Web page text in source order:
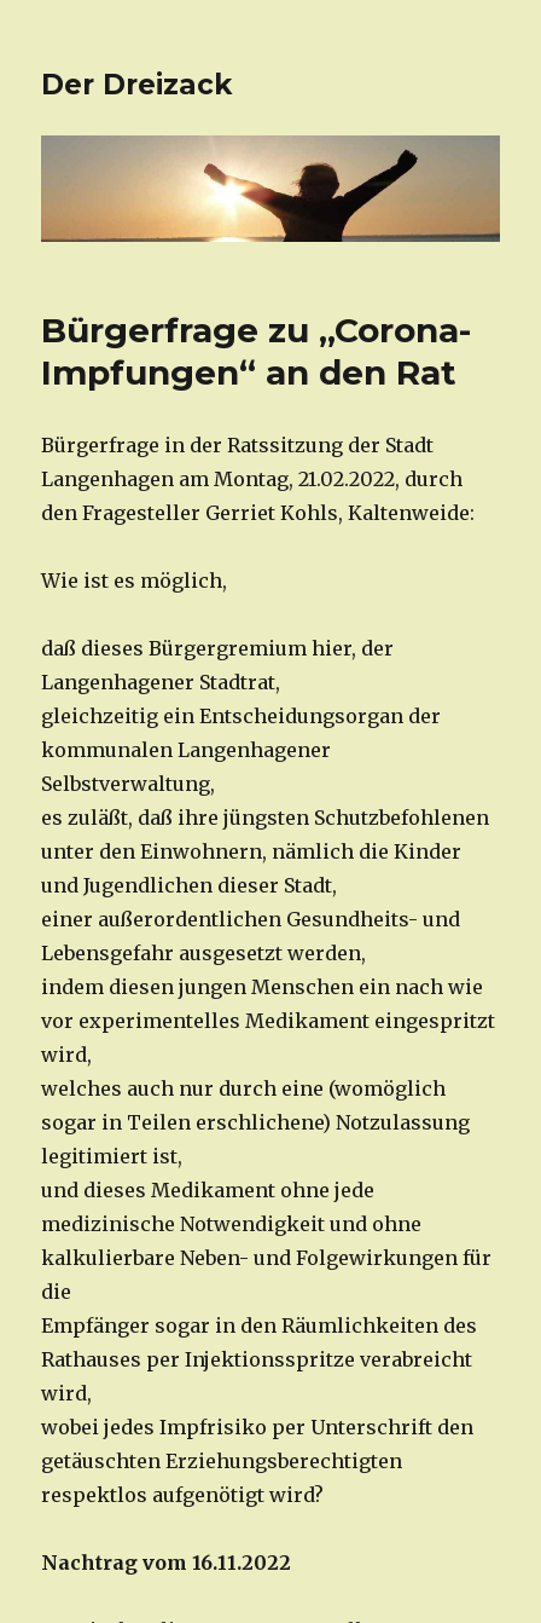
Der Dreizack
Bürgerfrage zu „Corona-
Impfungen“ an den Rat
Bürgerfrage in der Ratssitzung der Stadt
Langenhagen am Montag, 21.02.2022, durch
den Fragesteller Gerriet Kohls, Kaltenweide:
Wie ist es möglich,
daß dieses Bürgergremium hier, der
Langenhagener Stadtrat,
gleichzeitig ein Entscheidungsorgan der
kommunalen Langenhagener
Selbstverwaltung,
es zuläßt, daß ihre jüngsten Schutzbefohlenen
unter den Einwohnern, nämlich die Kinder
und Jugendlichen dieser Stadt,
einer außerordentlichen Gesundheits- und
Lebensgefahr ausgesetzt werden,
indem diesen jungen Menschen ein nach wie
vor experimentelles Medikament eingespritzt
wird,
welches auch nur durch eine (womöglich
sogar in Teilen erschlichene) Notzulassung
legitimiert ist,
und dieses Medikament ohne jede
medizinische Notwendigkeit und ohne
kalkulierbare Neben- und Folgewirkungen für
die
Empfänger sogar in den Räumlichkeiten des
Rathauses per Injektionsspritze verabreicht
wird,
wobei jedes Impfrisiko per Unterschrift den
getäuschten Erziehungsberechtigten
respektlos aufgenötigt wird?
Nachtrag vom 16.11.2022